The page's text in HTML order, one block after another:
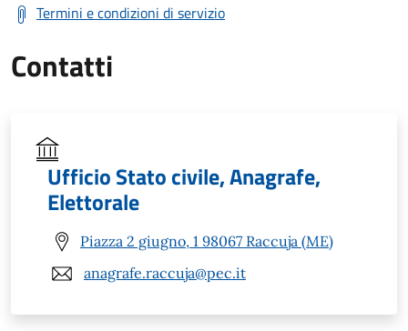
Termini e condizioni di servizio
Contatti
Ufficio Stato civile, Anagrafe,
Elettorale
Piazza 2 giugno, 1 98067 Raccuja (ME)
anagrafe.raccuja@pec.it